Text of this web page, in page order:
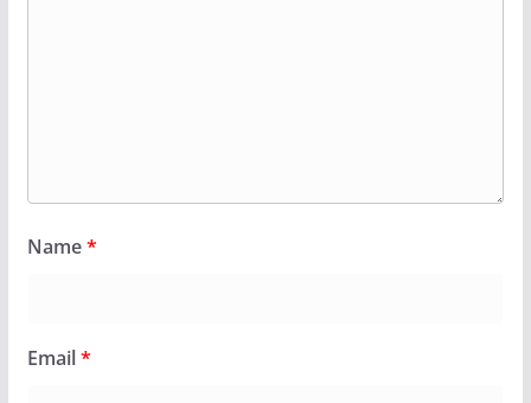
Name*
Email*